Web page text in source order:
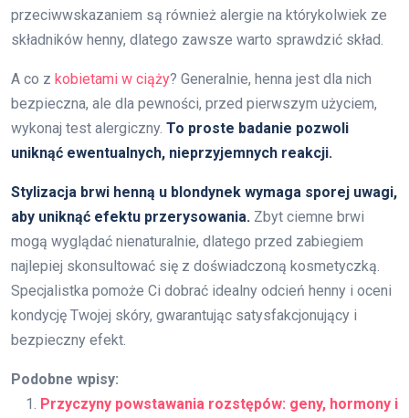
przeciwwskazaniem są również alergie na którykolwiek ze
składników henny, dlatego zawsze warto sprawdzić skład.
A co z kobietami w ciąży? Generalnie, henna jest dla nich
bezpieczna, ale dla pewności, przed pierwszym użyciem,
wykonaj test alergiczny. To proste badanie pozwoli
uniknąć ewentualnych, nieprzyjemnych reakcji.
Stylizacja brwi henną u blondynek wymaga sporej uwagi,
aby uniknąć efektu przerysowania. Zbyt ciemne brwi
mogą wyglądać nienaturalnie, dlatego przed zabiegiem
najlepiej skonsultować się z doświadczoną kosmetyczką.
Specjalistka pomoże Ci dobrać idealny odcień henny i oceni
kondycję Twojej skóry, gwarantując satysfakcjonujący i
bezpieczny efekt.
Podobne wpisy:
Przyczyny powstawania rozstępów: geny, hormony i